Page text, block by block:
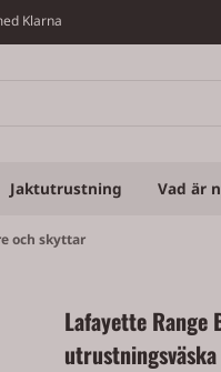
Klarna
Jaktutrustning Vad är
och skyttar
Lafayette